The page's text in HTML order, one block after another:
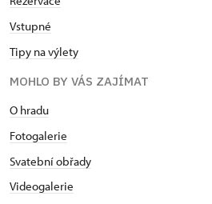
Vstupné
Tipy na výlety
MOHLO BY VÁS ZAJÍMAT
O hradu
Fotogalerie
Svatební obřady
Videogalerie